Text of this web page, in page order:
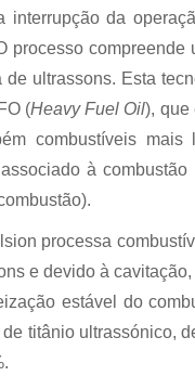
interrupção da
processo
de ultrassons. Esta
(Heavy Fuel Oil), que
combustíveis
à
processa
e devido à
estável do
titânio ultrassónico,